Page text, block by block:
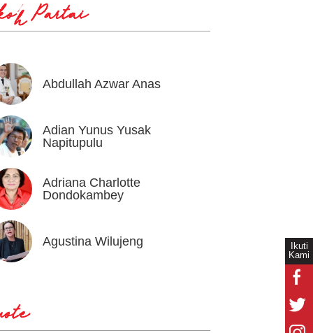
Ikuti
Kami
Partai
Abdullah Azwar Anas
Adian Yunus Yusak
Napitupulu
Adriana Charlotte
Dondokambey
Agustina Wilujeng Andi